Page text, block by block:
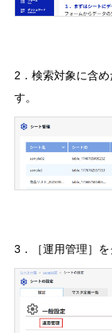
2．検索対象に含
す。
3．［運用管理］を